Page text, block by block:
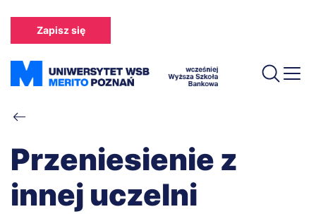
treści
Zapisz się
Ścieżka
nawigacyjna
Przeniesienie z
innej uczelni